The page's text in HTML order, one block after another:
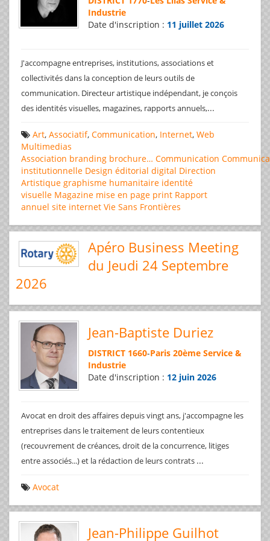
Industrie
Date d'inscription : 11 juillet 2026
J'accompagne entreprises, institutions, associations et
collectivités dans la conception de leurs outils de
communication. Directeur artistique indépendant, je conçois
des identités visuelles, magazines, rapports annuels,...
Art, Associatif, Communication, Internet, Web
Multimedias
Association branding brochure… Communication
institutionnelle Design éditorial digital Direction
Artistique graphisme humanitaire identité
visuelle Magazine mise en page print Rapport
annuel site internet Vie Sans Frontières
Apéro Business Meeting
du Jeudi 24 Septembre
2026
Jean-Baptiste Duriez
DISTRICT 1660-Paris 20ème Service &
Industrie
Date d'inscription : 12 juin 2026
Avocat en droit des affaires depuis vingt ans, j'accompagne les
entreprises dans le traitement de leurs contentieux
(recouvrement de créances, droit de la concurrence, litiges
entre associés...) et la rédaction de leurs contrats ...
Avocat
Jean-Philippe Guilhot